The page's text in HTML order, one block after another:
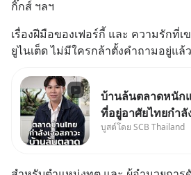
กิ๊กส์ ฯลฯ
เรื่องฝีมือของเฟอร์กี้ และ ความรักที่เ
ยูไนเต็ด ไม่มีใครกล้าตั้งคำถามอยู่แล้ว
บ้านล้นตลาดหนัก
ที่อยู่อาศัยไทยกำลั
Oversupply หนัก
บูสต์โดย SCB Thailand